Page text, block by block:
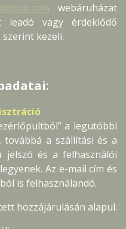
webáruházat
vagy érdeklődő
kezeli.
a legutóbbi
továbbá a szállítási és a
jelszó és a felhasználói
Az e-mail cím és
is felhasználandó.
hozzájárulásán alapul.